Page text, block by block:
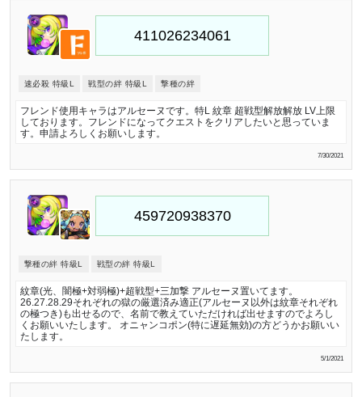
速必殺 特級L 戦型の絆 特級L 撃種の絆
フレンド使用キャラはアルセーヌです。特L 紋章 超戦型解放解放 LV上限
しております。フレンドになってクエストをクリアしたいと思っていま
す。申請よろしくお願いします。
7/30/2021
撃種の絆 特級L 戦型の絆 特級L
紋章(光、闇極+対弱極)+超戦型+三加撃 アルセーヌ置いてます。
26.27.28.29それぞれの獄の厳選済み適正(アルセーヌ以外は紋章それぞれ
の極つき)も出せるので、名前で教えていただければ出せますのでよろし
くお願いいたします。 オニャンコポン(特に遅延無効)の方どうかお願いい
たします。
5/1/2021